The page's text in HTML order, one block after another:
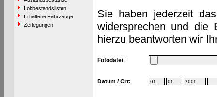
Lokbestandslisten
Erhaltene Fahrzeuge
Zerlegungen
Sie haben jederzeit
widersprechen und die
hierzu beantworten wir
Fotodatei:
Datum / Ort: